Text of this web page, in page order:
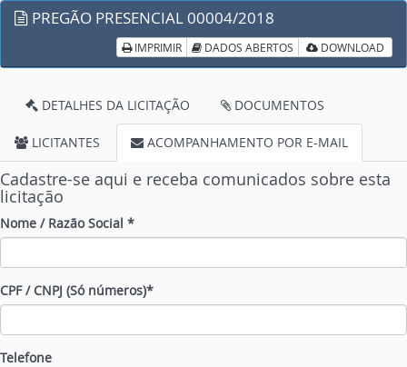
PREGÃO PRESENCIAL 00004/2018
IMPRIMIR DADOS ABERTOS DOWNLOAD
DETALHES DA LICITAÇÃO DOCUMENTOS
LICITANTES ACOMPANHAMENTO POR E-MAIL
Cadastre-se aqui e receba comunicados sobre esta
licitação
Nome / Razão Social *
CPF / CNPJ (Só números)*
Telefone